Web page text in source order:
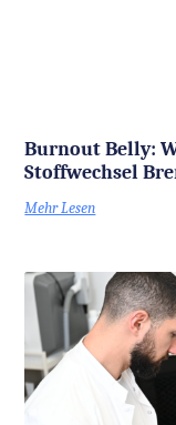
Burnout Belly:
Stoffwechsel
Mehr Lesen